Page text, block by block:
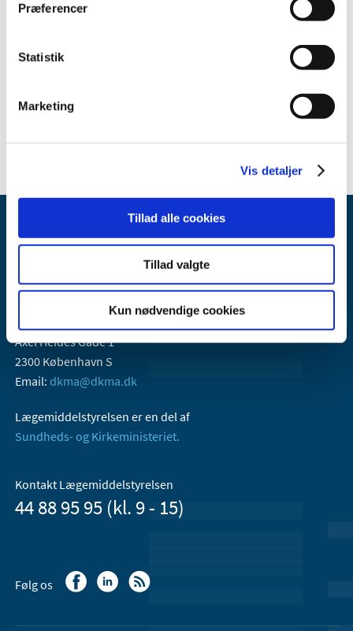
Præferencer
Statistik
Marketing
Vis detaljer
Tillad alle cookies
Tillad valgte
Kun nødvendige cookies
2008 (8)
2006 (9)
november (1)
Axel Heides Gade 1
2300 København S
Email: dkma@dkma.dk
Lægemiddelstyrelsen er en del af
Sundheds- og Kirkeministeriet.
Kontakt Lægemiddelstyrelsen
44 88 95 95 (kl. 9 - 15)
Følg os